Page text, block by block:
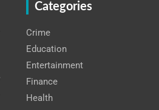
Categories
Crime
Education
Entertainment
Finance
Health